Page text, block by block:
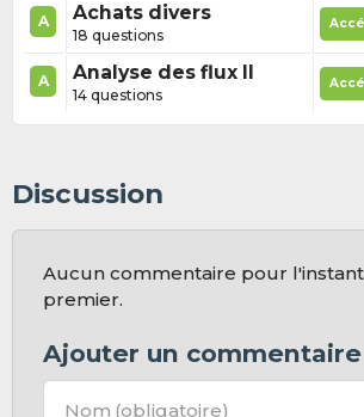
A Achats divers
18 questions
A Analyse des flux II
14 questions
Discussion
Aucun commentaire pour
premier.
Ajouter un commentaire
Nom (obligatoire)